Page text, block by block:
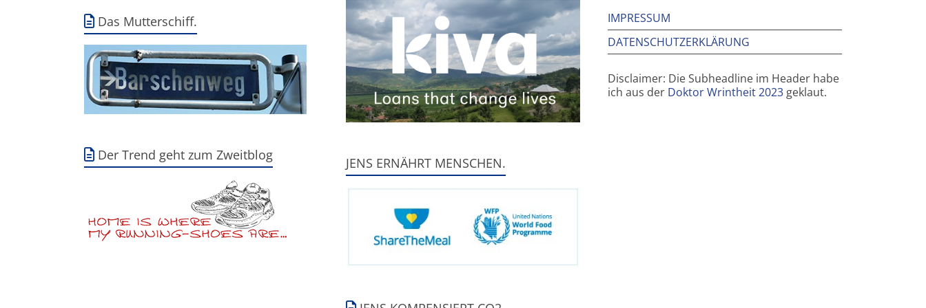
Das Mutterschiff.
Der Trend geht zum Zweitblog
JENS ERNÄHRT MENSCHEN.
IMPRESSUM
DATENSCHUTZERKLÄRUNG
Disclaimer: Die Subheadline im Header habe
ich aus der Doktor Wrintheit 2023 geklaut.